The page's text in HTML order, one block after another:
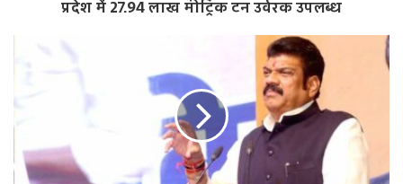
प्रदेश में 27.94 लाख मीट्रिक टन उर्वरक उपलब्ध